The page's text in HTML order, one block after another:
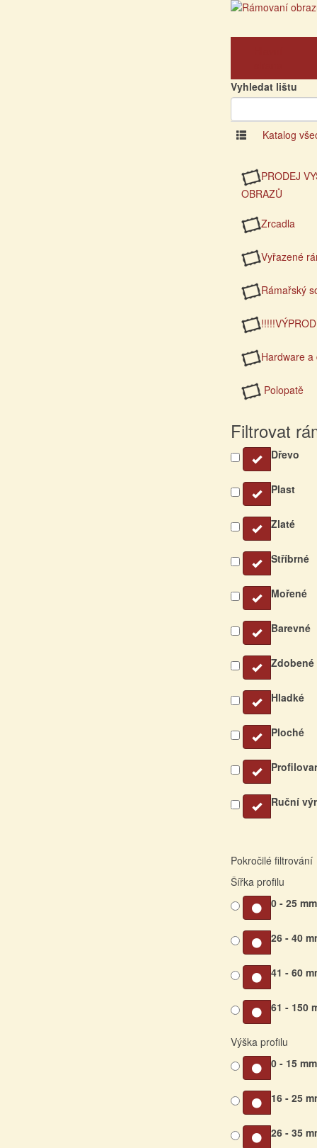
Vyhledat lištu
Katalog
PRODEJ
OBRAZŮ
Zrcadla
Vyřazené
Rámařský
Hardware a
Polopatě
Filtrovat
Dřevo
Plast
Zlaté
Stříbrné
Mořené
Barevné
Zdobené
Hladké
Ploché
Ruční
Pokročilé filtrování
Šířka profilu
0 - 25
26 - 40
41 - 60
61 - 150
Výška profilu
0 - 15
16 - 25
26 - 35